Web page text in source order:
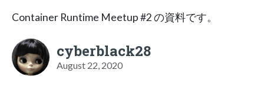
Container Runtime Meetup #2 の資料です。
cyberblack28
August 22, 2020